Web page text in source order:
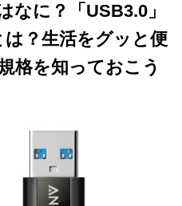
なに？「USB3.0」
は？生活をグッと便
格を知っておこう